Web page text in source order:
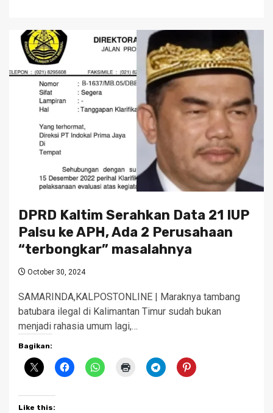
DPRD Kaltim Serahkan Data 21 IUP
Palsu ke APH, Ada 2 Perusahaan
“terbongkar” masalahnya
October 30, 2024
SAMARINDA,KALPOSTONLINE | Maraknya tambang
batubara ilegal di Kalimantan Timur sudah bukan
menjadi rahasia umum lagi,…
Bagikan:
Like this: